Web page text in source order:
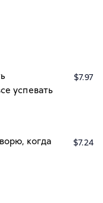
успевать
$7.97
когда
$7.24